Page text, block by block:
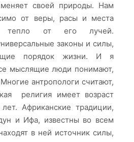
своей природы. Нам
от веры, расы и места
тепло от его лучей.
законы и силы,
порядок жизни. И я
мыслящие люди понимают,
антропологи считают,
религия имеет возраст
Африканские традиции,
и Ифа, известны во всем
в ней источник силы,